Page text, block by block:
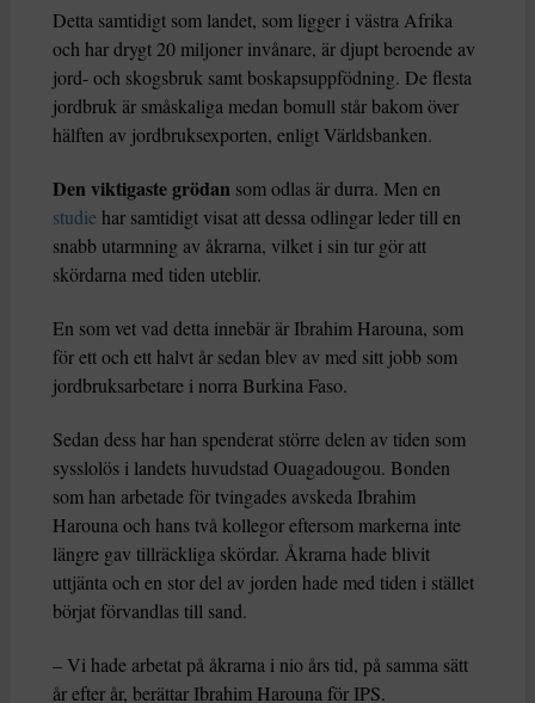
Detta samtidigt som landet, som ligger i västra Afrika
och har drygt 20 miljoner invånare, är djupt beroende av
jord- och skogsbruk samt boskapsuppfödning. De flesta
jordbruk är småskaliga medan bomull står bakom över
hälften av jordbruksexporten, enligt Världsbanken.
Den viktigaste grödan som odlas är durra. Men en
studie har samtidigt visat att dessa odlingar leder till en
snabb utarmning av åkrarna, vilket i sin tur gör att
skördarna med tiden uteblir.
En som vet vad detta innebär är Ibrahim Harouna, som
för ett och ett halvt år sedan blev av med sitt jobb som
jordbruksarbetare i norra Burkina Faso.
Sedan dess har han spenderat större delen av tiden som
sysslolös i landets huvudstad Ouagadougou. Bonden
som han arbetade för tvingades avskeda Ibrahim
Harouna och hans två kollegor eftersom markerna inte
längre gav tillräckliga skördar. Åkrarna hade blivit
uttjänta och en stor del av jorden hade med tiden i stället
börjat förvandlas till sand.
– Vi hade arbetat på åkrarna i nio års tid, på samma sätt
år efter år, berättar Ibrahim Harouna för IPS.